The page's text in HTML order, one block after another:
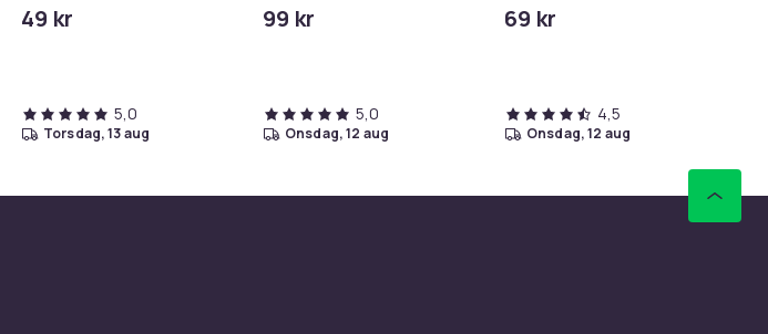
49 kr
5,0
torsdag, 13 aug
99 kr
5,0
onsdag, 12 aug
69 kr
4,5
onsdag, 12 aug